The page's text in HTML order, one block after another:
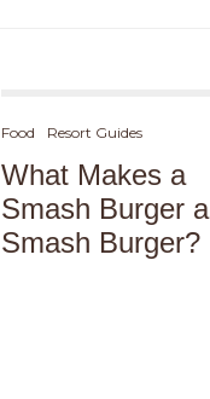
Food Resort Guides
What Makes a
Smash Burger a
Smash Burger?